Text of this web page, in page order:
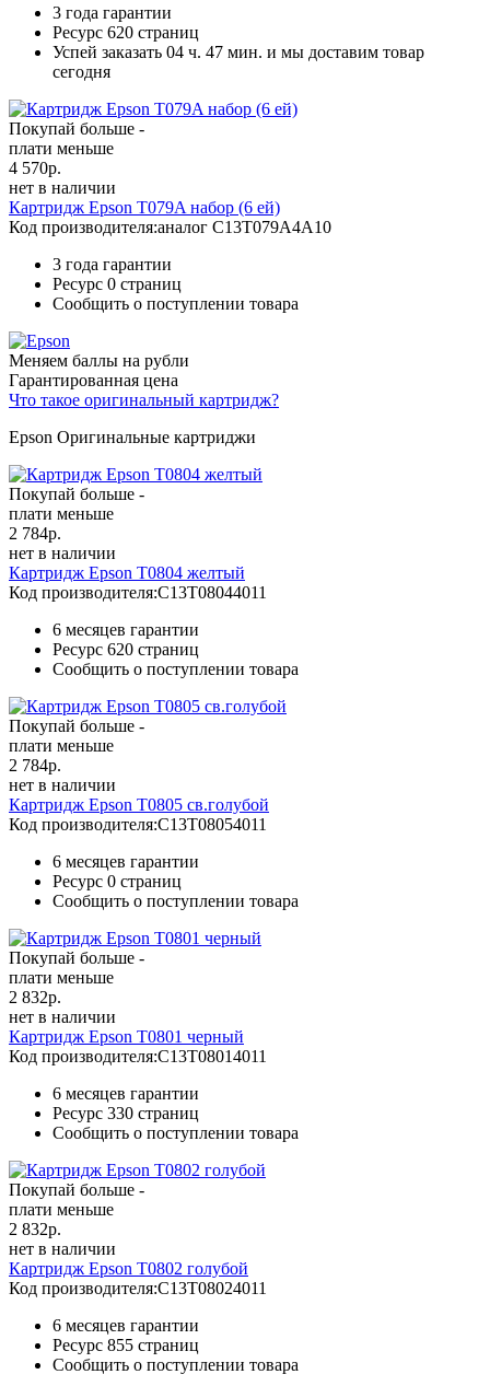
3 года гарантии
Ресурс 620 страниц
Успей заказать 04 ч. 47 мин. и мы доставим товар
сегодня
Покупай больше -
плати меньше
4 570р.
нет в наличии
Картридж Epson T079A набор (6 ей)
Код производителя:аналог C13T079A4A10
3 года гарантии
Ресурс 0 страниц
Сообщить о поступлении товара
Меняем баллы на рубли
Гарантированная цена
Что такое оригинальный картридж?
Epson Оригинальные картриджи
Покупай больше -
плати меньше
2 784р.
нет в наличии
Картридж Epson T0804 желтый
Код производителя:C13T08044011
6 месяцев гарантии
Ресурс 620 страниц
Сообщить о поступлении товара
Покупай больше -
плати меньше
2 784р.
нет в наличии
Картридж Epson T0805 св.голубой
Код производителя:C13T08054011
6 месяцев гарантии
Ресурс 0 страниц
Сообщить о поступлении товара
Покупай больше -
плати меньше
2 832р.
нет в наличии
Картридж Epson T0801 черный
Код производителя:C13T08014011
6 месяцев гарантии
Ресурс 330 страниц
Сообщить о поступлении товара
Покупай больше -
плати меньше
2 832р.
нет в наличии
Картридж Epson T0802 голубой
Код производителя:C13T08024011
6 месяцев гарантии
Ресурс 855 страниц
Сообщить о поступлении товара